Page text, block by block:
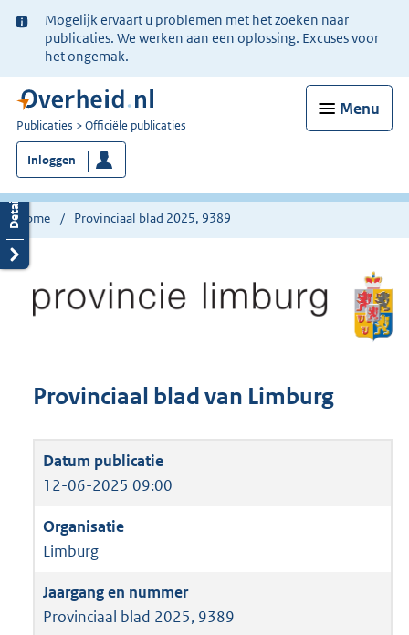
Ter
informatie:
Mogelijk ervaart u problemen met het zoeken naar
publicaties. We werken aan een oplossing. Excuses voor
het ongemak.
Menu
U
bent
nu
hier:
Publicaties Officiële publicaties
Inloggen
Home Provinciaal blad 2025, 9389
Provinciaal blad van Limburg
12-06-2025 09:00
Limburg
Provinciaal blad 2025, 9389